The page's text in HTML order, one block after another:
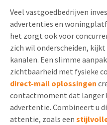
Veel vastgoedbedrijven
advertenties en
het zorgt ook voor
zich wil onderscheiden,
kanalen. Een slimme
zichtbaarheid met fysieke
direct-mail oplossingen
contactmoment dat langer
advertentie. Combineert u
attentie, zoals een